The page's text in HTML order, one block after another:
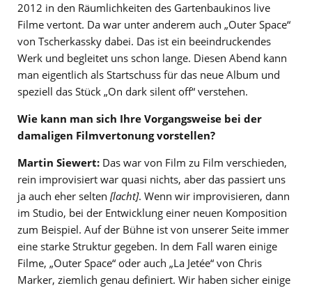
2012 in den Räumlichkeiten des Gartenbaukinos live
Filme vertont. Da war unter anderem auch „Outer Space“
von Tscherkassky dabei. Das ist ein beeindruckendes
Werk und begleitet uns schon lange. Diesen Abend kann
man eigentlich als Startschuss für das neue Album und
speziell das Stück „On dark silent off“ verstehen.
Wie kann man sich Ihre Vorgangsweise bei der
damaligen Filmvertonung vorstellen?
Martin Siewert: Das war von Film zu Film verschieden,
rein improvisiert war quasi nichts, aber das passiert uns
ja auch eher selten [lacht]. Wenn wir improvisieren, dann
im Studio, bei der Entwicklung einer neuen Komposition
zum Beispiel. Auf der Bühne ist von unserer Seite immer
eine starke Struktur gegeben. In dem Fall waren einige
Filme, „Outer Space“ oder auch „La Jetée“ von Chris
Marker, ziemlich genau definiert. Wir haben sicher einige